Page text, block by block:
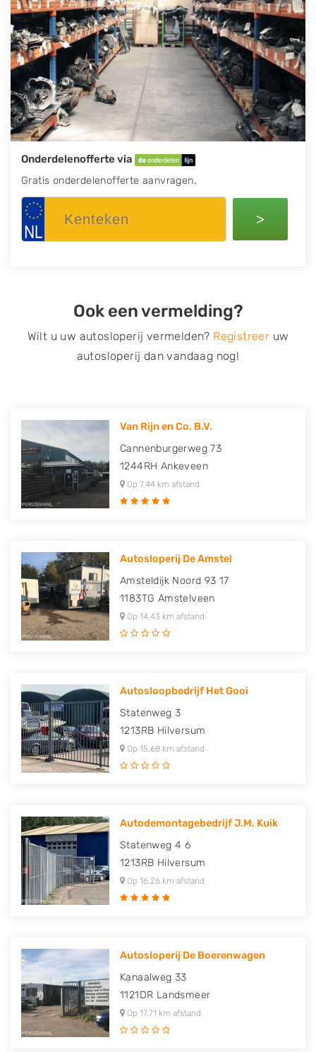
Onderdelenofferte via
Gratis onderdelenofferte aanvragen.
>
Ook een vermelding?
Wilt u uw autosloperij vermelden? Registreer uw
autosloperij dan vandaag nog!
Van Rijn en Co. B.V.
Cannenburgerweg 73
1244RH Ankeveen
Op 7,44 km afstand
Autosloperij De Amstel
Amsteldijk Noord 93 17
1183TG Amstelveen
Op 14,43 km afstand
Autosloopbedrijf Het Gooi
Statenweg 3
1213RB Hilversum
Op 15,68 km afstand
Autodemontagebedrijf J.M. Kuik
Statenweg 4 6
1213RB Hilversum
Op 16,26 km afstand
Autosloperij De Boerenwagen
Kanaalweg 33
1121DR Landsmeer
Op 17,71 km afstand